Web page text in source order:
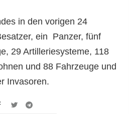
in den vorigen 24
ein Panzer, fünf
29 Artilleriesysteme, 118
und 88 Fahrzeuge und
Invasoren.